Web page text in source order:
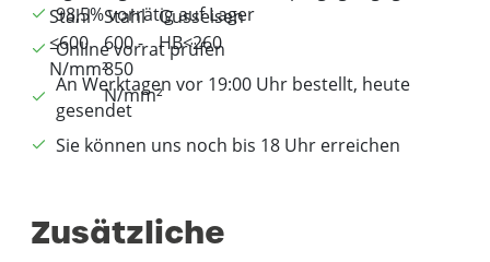
98,5% vorrätig auf Lager
Online vorrat prüfen
An Werktagen vor 19:00 Uhr bestellt, heute
gesendet
Sie können uns noch bis 18 Uhr erreichen
Zusätzliche